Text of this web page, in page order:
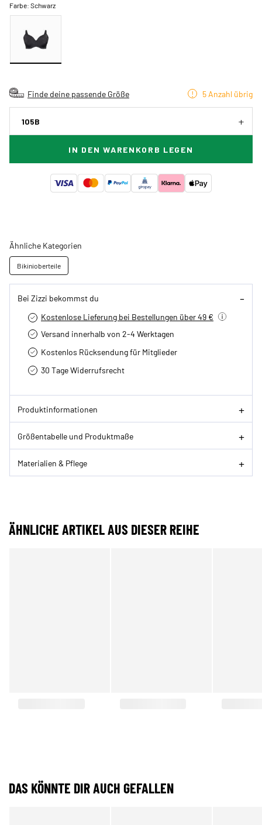
Farbe:Schwarz
Finde deine passende Größe 5 Anzahl übrig
105B
IN DEN WARENKORB LEGEN
Ähnliche Kategorien
Bikinioberteile
Bei Zizzi bekommst du
Kostenlose Lieferung bei Bestellungen über 49 €
Versand innerhalb von 2-4 Werktagen
Kostenlos Rücksendung für Mitglieder
30 Tage Widerrufsrecht
Produktinformationen
Größentabelle und Produktmaße
Materialien & Pflege
ÄHNLICHE ARTIKEL AUS DIESER REIHE
DAS KÖNNTE DIR AUCH GEFALLEN